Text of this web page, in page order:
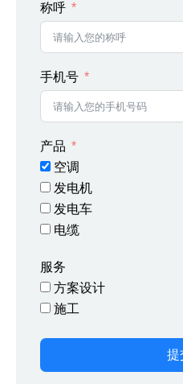
称呼
手机号
产品
空调
发电机
发电车
电缆
服务
方案设计
施工
提